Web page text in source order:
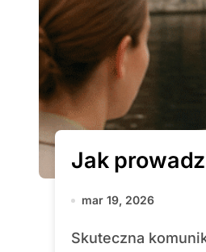
Jak
mar 19, 2026
Skuteczna komunikacja kryzysowa w regionie Trójmiasta wymaga nie tylko